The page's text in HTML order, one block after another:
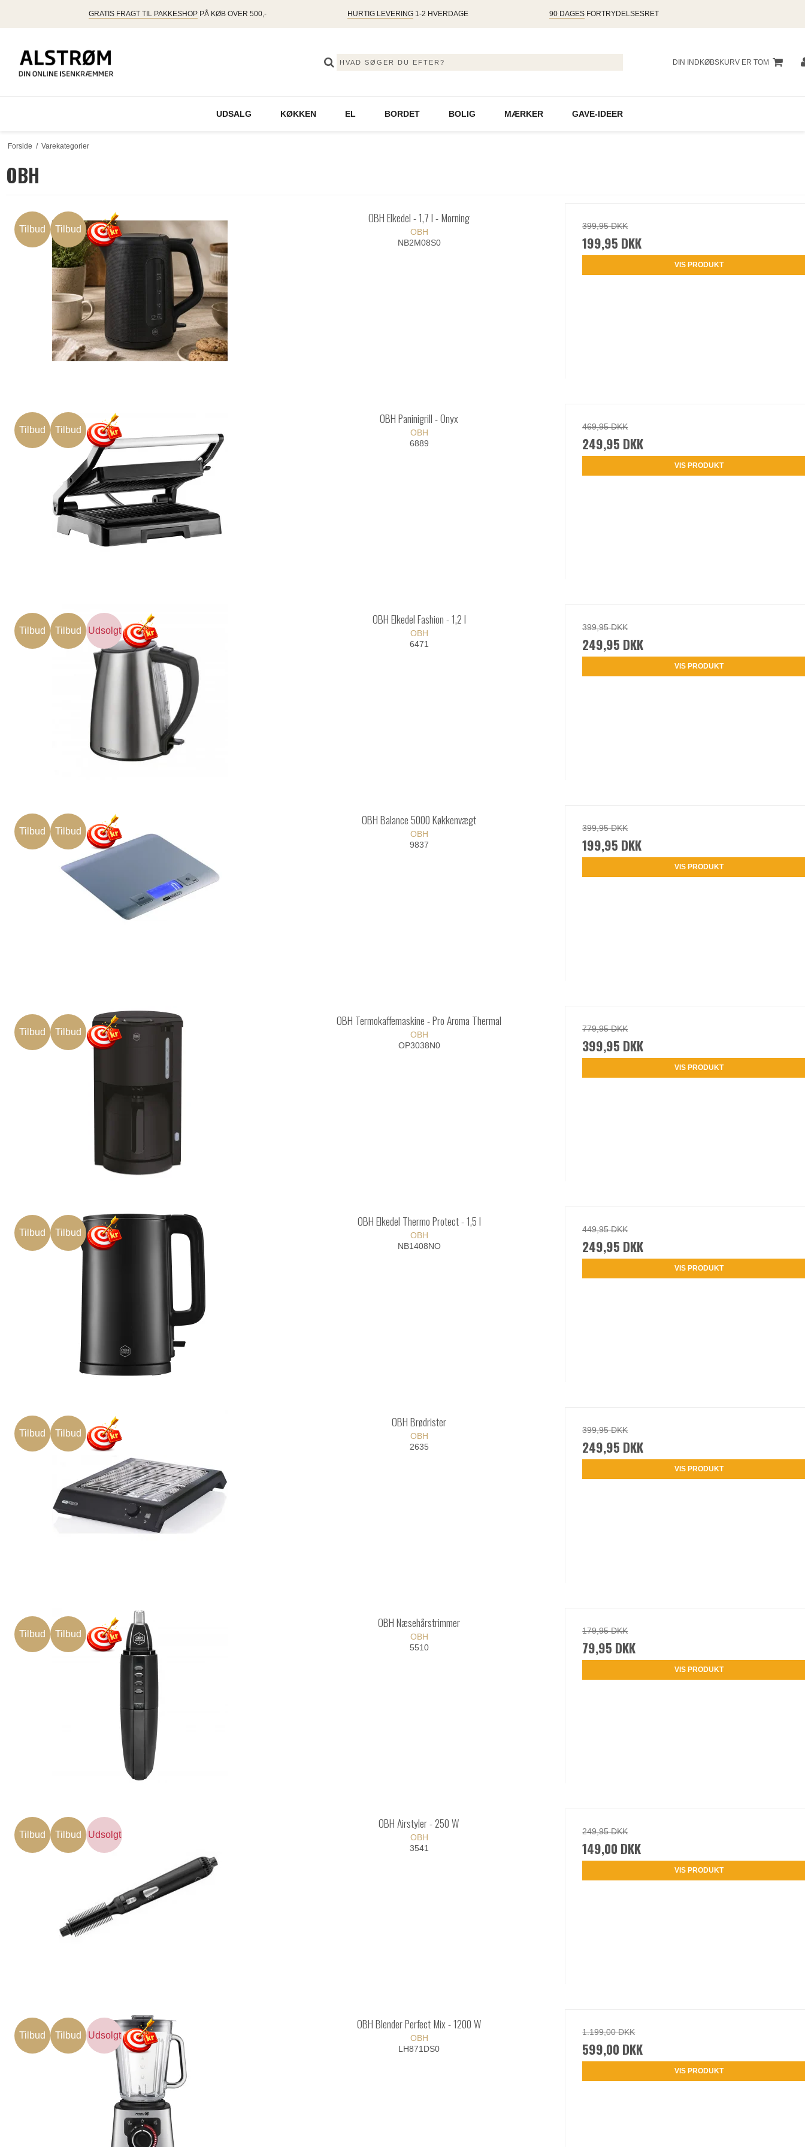
GRATIS FRAGT TIL PAKKESHOPPÅ KØB OVER 500,- HURTIG LEVERING1-2 HVERDAGE 90 DAGESFORTRYDELSESRET
DIN INDKØBSKURV ER TOM
UDSALG KØKKEN EL BORDET BOLIG MÆRKER GAVE-IDEER
Forside / Varekategorier
OBH
Tilbud Tilbud
OBH Elkedel - 1,7 l - Morning
OBH
NB2M08S0
399,95 DKK
199,95 DKK
VIS PRODUKT
Tilbud Tilbud
OBH Paninigrill - Onyx
OBH
6889
469,95 DKK
249,95 DKK
VIS PRODUKT
Tilbud Tilbud Udsolgt
OBH Elkedel Fashion - 1,2 l
OBH
6471
399,95 DKK
249,95 DKK
VIS PRODUKT
Tilbud Tilbud
OBH Balance 5000 Køkkenvægt
OBH
9837
399,95 DKK
199,95 DKK
VIS PRODUKT
Tilbud Tilbud
OBH Termokaffemaskine - Pro Aroma Thermal
OBH
OP3038N0
779,95 DKK
399,95 DKK
VIS PRODUKT
Tilbud Tilbud
OBH Elkedel Thermo Protect - 1,5 l
OBH
NB1408NO
449,95 DKK
249,95 DKK
VIS PRODUKT
Tilbud Tilbud
OBH Brødrister
OBH
2635
399,95 DKK
249,95 DKK
VIS PRODUKT
Tilbud Tilbud
OBH Næsehårstrimmer
OBH
5510
179,95 DKK
79,95 DKK
VIS PRODUKT
Tilbud Tilbud Udsolgt
OBH Airstyler - 250 W
OBH
3541
249,95 DKK
149,00 DKK
VIS PRODUKT
Tilbud Tilbud Udsolgt
OBH Blender Perfect Mix - 1200 W
OBH
LH871DS0
1.199,00 DKK
599,00 DKK
VIS PRODUKT